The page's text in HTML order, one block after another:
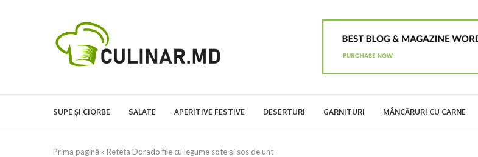
SUPE ȘI CIORBE SALATE APERITIVE FESTIVE DESERTURI GARNITURI MÂNCĂRURI CU CARNE
Prima pagină » Reteta Dorado file cu legume sote și sos de unt